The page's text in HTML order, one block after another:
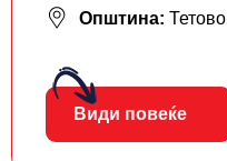
Општина: Тетово
Види повеќе